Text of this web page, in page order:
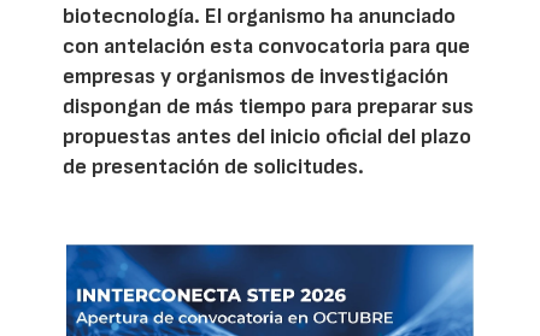
biotecnología. El organismo ha anunciado
con antelación esta convocatoria para que
empresas y organismos de investigación
dispongan de más tiempo para preparar sus
propuestas antes del inicio oficial del plazo
de presentación de solicitudes.